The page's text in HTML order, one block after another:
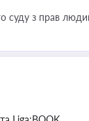
суду з прав